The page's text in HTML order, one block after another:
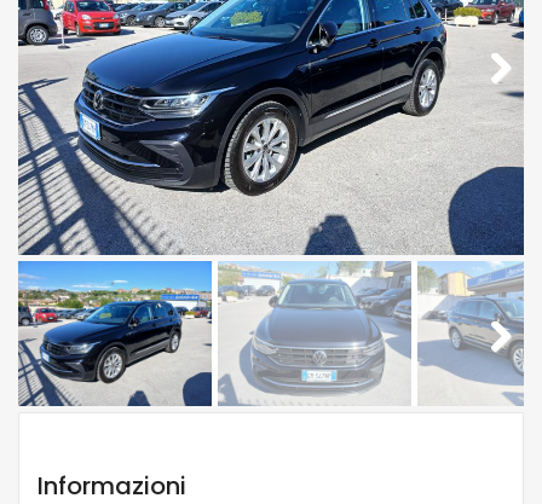
Next
Next
Informazioni